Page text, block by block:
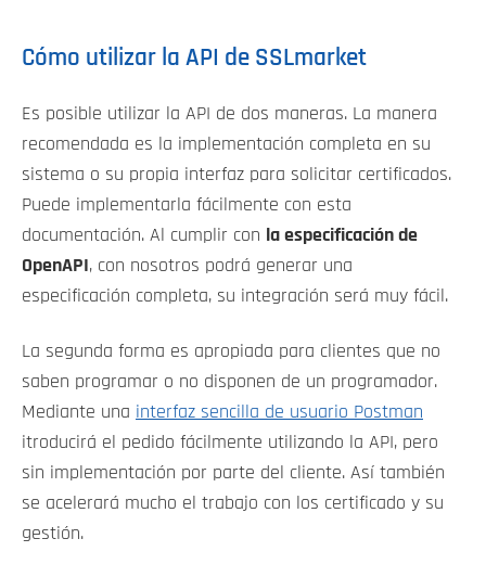
Cómo utilizar la API de SSLmarket
Es posible utilizar la API de dos maneras. La manera
recomendada es la implementación completa en su
sistema o su propia interfaz para solicitar certificados.
Puede implementarla fácilmente con esta
documentación. Al cumplir con la especificación de
OpenAPI, con nosotros podrá generar una
especificación completa, su integración será muy fácil.
La segunda forma es apropiada para clientes que no
saben programar o no disponen de un programador.
Mediante una interfaz sencilla de usuario Postman
itroducirá el pedido fácilmente utilizando la API, pero
sin implementación por parte del cliente. Así también
se acelerará mucho el trabajo con los certificado y su
gestión.